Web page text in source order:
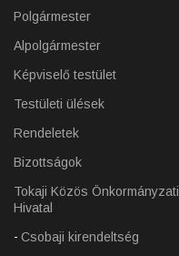
Polgármester
Alpolgármester
Képviselő testület
Testületi ülések
Rendeletek
Bizottságok
Tokaji Közös Önkormányzati
Hivatal
Csobaji kirendeltség